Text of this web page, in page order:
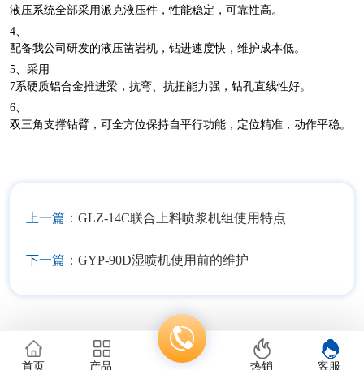
液压系统全部采用派克液压件，性能稳定，可靠性高。
4、
配备我公司研发的液压凿岩机，钻进速度快，维护成本低。
5、采用
7系硬质铝合金推进梁，抗弯、抗扭能力强，钻孔直线性好。
6、
双三角支撑钻臂，可全方位保持自平行功能，定位精准，动作平稳。
上一篇： GLZ-14C联合上料喷浆机组使用特点
下一篇： GYP-90D湿喷机使用前的维护
首页 产品 热销 客服